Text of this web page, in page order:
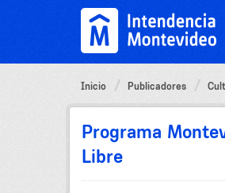
Inicio Publicadores
Programa
Libre